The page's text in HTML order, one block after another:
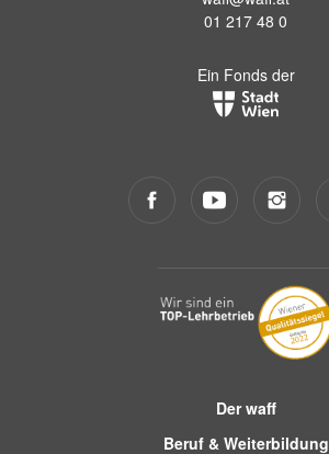
01 217 48 0
Ein Fonds der
Der waff
Beruf & Weiterbildung